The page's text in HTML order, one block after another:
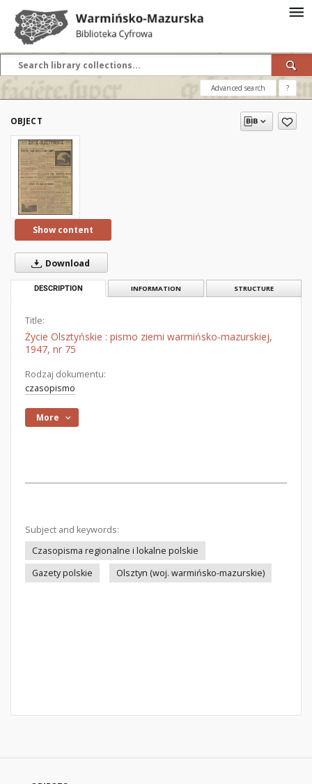
Advanced search ?
OBJECT
Show content
Download
DESCRIPTION INFORMATION STRUCTURE
Title:
Życie Olsztyńskie : pismo ziemi warmińsko-mazurskiej,
1947, nr 75
Rodzaj dokumentu:
czasopismo
More
Subject and keywords:
Czasopisma regionalne i lokalne polskie
Gazety polskie
Olsztyn (woj. warmińsko-mazurskie)